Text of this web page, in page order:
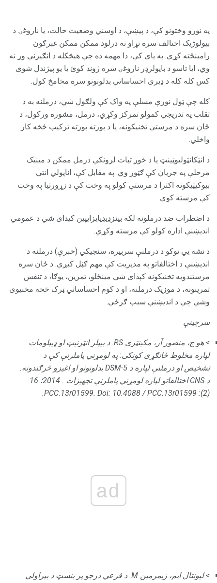
په نورو وختونو کې، د پیښې، د اوسني وضعیت حالت، یا ناروغۍ د
بیولوژیک اختالف سره تړاو نه درلود ممکن ممکن غبرګون
رامینځته کړي. په پای کې، دا مهمه ده چې هیڅکله د انګیرنې وړ نه
وي، ایا تاسو د بایولرډر ناروغۍ سره ژوند کوئ یا یو پیژندل شوی
کس کله کله د ډیری احساساتي بدلونونو سره مخامخ کول.
کله چې ټول نورې مسلې په واک کې ولګول شي، درملنه به د
تقلب په تدریجي کمولو تمرکز وکړي، درمل، مشوره ورکول، د
ځان سره د مرستې تخنیکونه، یا د پورته پورته ترکیب څخه کار
واخلي.
د انټکانټولیوټینټ یا د خوږ ثبات لرونکي درمل ممکن د مینیک
مرحلې په جریان کې ګټور وي. په مقابل کې، اناپولي انتي
بیوکيټيکونه اکثرا د مرستې کولو په وخت کې د زړورتيا په وخت
کې مرسته کوي.
د اضطراب ضد درملونه لکه بینزډیډیایزایپین کیدای شي د عمومي
اندیښنې اداره کولو کې مرسته وکړي.
د نشه یي توکو د درملنې سربیره، سنجیکي (خبرې) درملنه د
اندیښنې د اختالفاتو په مدیریت کې مهم ګڼل کیږي. د ځان سره
مرستندویه تخنیکونه کېدای شي مینځلو، تمرین، یوګا، د تنفس
تمرینونه، د موزیک درملنه، او د کوم احساساتي ټرک څخه مخنیوی
وشي چې د اندیښنې سبب ګرځي.
سرچینې
> هو ج، منصور آر، مکینټری RS.
د بیپلر انټرنیټ او ډیپلومات
لپاره مخلوط ځانګړی کونکی: په لومړني پاملرنې کې د
تشخیص او درملنې لپاره د DSM-5 بدلونونو او اغیزو څرګندونه.
د CNS اختالفاتو لپاره لومړني پاملرنې تجهیزات
.
2014؛ 16
(2): PCC.13r01599.
Doi: 10.4088 / PCC.13r01599.
ad
> لیونتال ایم، زیمرمین M. د فرعي درجو پر بنسټ د بپراولي